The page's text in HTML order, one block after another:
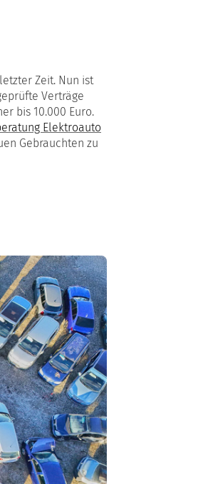
Zeit. Nun ist
Verträge
bis 10.000 Euro.
Elektroauto
Gebrauchten zu